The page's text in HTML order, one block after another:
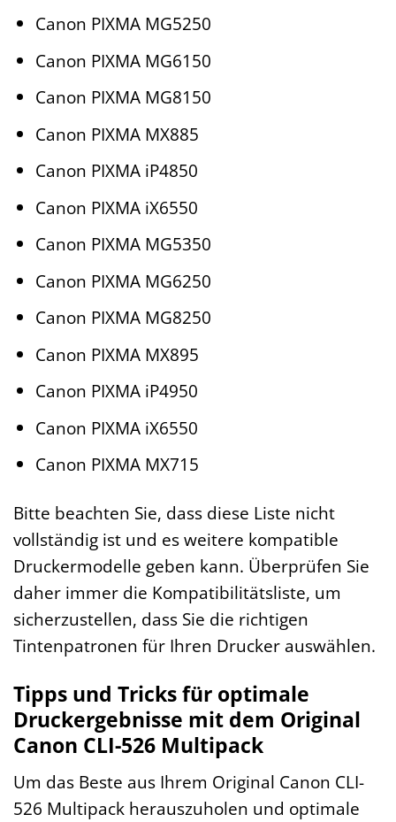
Canon PIXMA MG5250
Canon PIXMA MG6150
Canon PIXMA MG8150
Canon PIXMA MX885
Canon PIXMA iP4850
Canon PIXMA iX6550
Canon PIXMA MG5350
Canon PIXMA MG6250
Canon PIXMA MG8250
Canon PIXMA MX895
Canon PIXMA iP4950
Canon PIXMA iX6550
Canon PIXMA MX715
Bitte beachten Sie, dass diese Liste nicht
vollständig ist und es weitere kompatible
Druckermodelle geben kann. Überprüfen Sie
daher immer die Kompatibilitätsliste, um
sicherzustellen, dass Sie die richtigen
Tintenpatronen für Ihren Drucker auswählen.
Tipps und Tricks für optimale
Druckergebnisse mit dem Original
Canon CLI-526 Multipack
Um das Beste aus Ihrem Original Canon CLI-
526 Multipack herauszuholen und optimale